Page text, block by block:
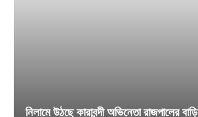
নিলামে উঠছে কারাবন্দী অভিনেতা রাজপালের বাড়ি